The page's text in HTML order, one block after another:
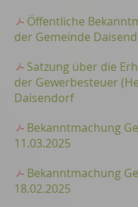
Öffentliche
der Gemeinde
Satzung über die
der Gewerbesteuer
Daisendorf
Bekanntmachung
11.03.2025
Bekanntmachung
18.02.2025